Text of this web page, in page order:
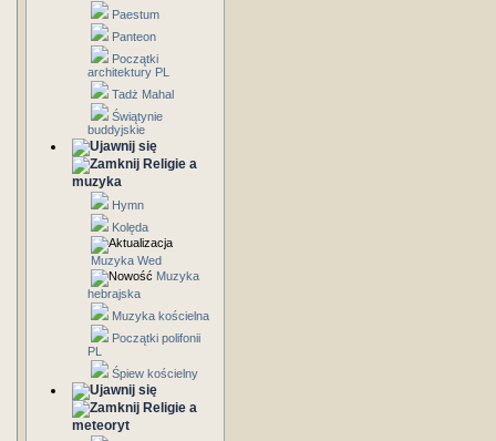
Paestum
Panteon
Początki
architektury PL
Tadż Mahal
Świątynie
buddyjskie
Religie a
muzyka
Hymn
Kolęda
Muzyka Wed
Muzyka
hebrajska
Muzyka kościelna
Początki polifonii
PL
Śpiew kościelny
Religie a
meteoryt